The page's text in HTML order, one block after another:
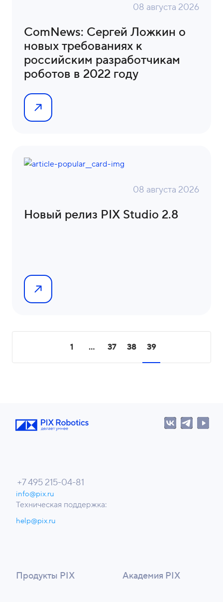
08 августа 2026
ComNews: Сергей Ложкин о
новых требованиях к
российским разработчикам
роботов в 2022 году
08 августа 2026
Новый релиз PIX Studio 2.8
1 ... 37 38 39
Продукты PIX Академия PIX
+7 495 215-04-81
info@pix.ru
Техническая поддержка:
help@pix.ru